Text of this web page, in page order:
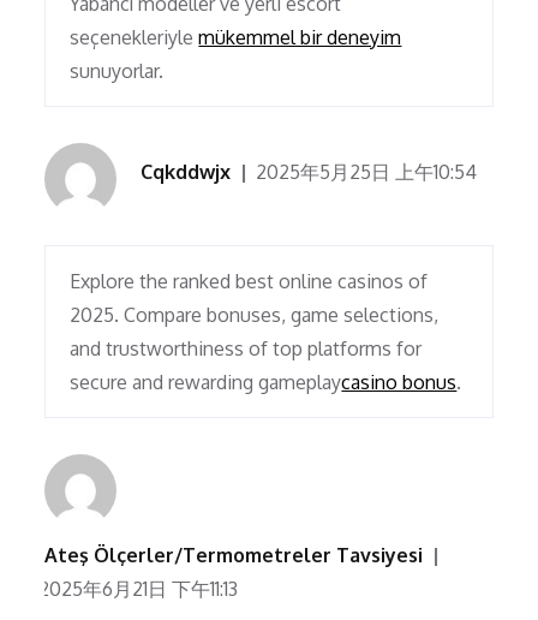
seçenekleriylemükemmel bir deneyim
sunuyorlar.
Cqkddwjx 2025年5月25日 上午10:54
Explore the ranked best online casinos of
2025. Compare bonuses, game selections,
and trustworthiness of top platforms for
secure and rewarding gameplaycasino bonus.
Ateş Ölçerler/Termometreler Tavsiyesi
2025年6月21日 下午11:13